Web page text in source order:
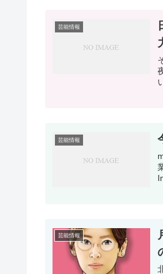
芸能情報
芸能情報
芸能情報